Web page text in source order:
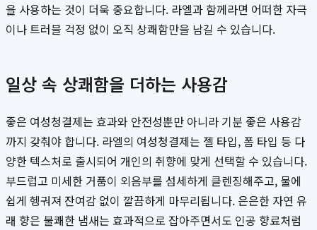
을 사용하는 것이 더욱 중요합니다. 라엘과 함께라면 어떠한 자극
이나 트러블 걱정 없이 오직 상쾌함만을 남길 수 있습니다.
일상 속 상쾌함을 더하는 사용감
좋은 여성청결제는 효과와 안전성뿐만 아니라 기분 좋은 사용감
까지 갖춰야 합니다. 라엘의 여성청결제는 젤 타입, 폼 타입 등 다
양한 텍스처로 출시되어 개인의 취향에 맞게 선택할 수 있습니다.
부드럽고 미세한 거품이 외음부를 섬세하게 클렌징해주고, 물에
쉽게 헹궈져 잔여감 없이 깔끔하게 마무리됩니다. 은은한 자연 유
래 향은 불쾌한 냄새는 효과적으로 잡아주면서도 인공 향료처럼